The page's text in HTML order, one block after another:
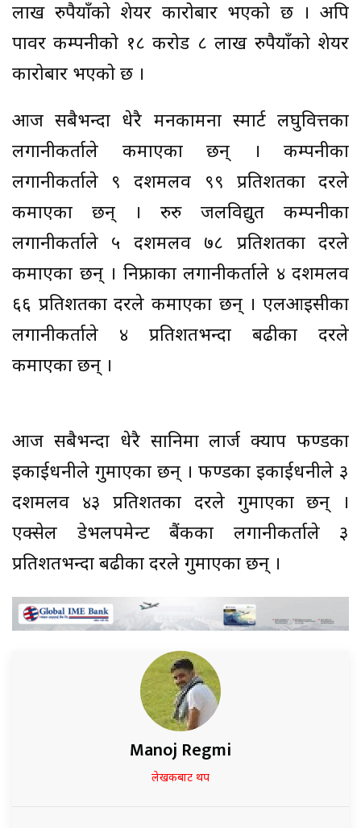
लाख रुपैयाँको शेयर कारोबार भएको छ । अपि
पावर कम्पनीको १८ करोड ८ लाख रुपैयाँको शेयर
कारोबार भएको छ ।
आज सबैभन्दा धेरै मनकामना स्मार्ट लघुवित्तका
लगानीकर्ताले कमाएका छन् । कम्पनीका
लगानीकर्ताले ९ दशमलव ९९ प्रतिशतका दरले
कमाएका छन् । रुरु जलविद्युत कम्पनीका
लगानीकर्ताले ५ दशमलव ७८ प्रतिशतका दरले
कमाएका छन् । निफ्राका लगानीकर्ताले ४ दशमलव
६६ प्रतिशतका दरले कमाएका छन् । एलआइसीका
लगानीकर्ताले ४ प्रतिशतभन्दा बढीका दरले
कमाएका छन् ।
आज सबैभन्दा धेरै सानिमा लार्ज क्याप फण्डका
इकाईधनीले गुमाएका छन् । फण्डका इकाईधनीले ३
दशमलव ४३ प्रतिशतका दरले गुमाएका छन् ।
एक्सेल डेभलपमेन्ट बैंकका लगानीकर्ताले ३
प्रतिशतभन्दा बढीका दरले गुमाएका छन् ।
Manoj Regmi
लेखकबाट थप